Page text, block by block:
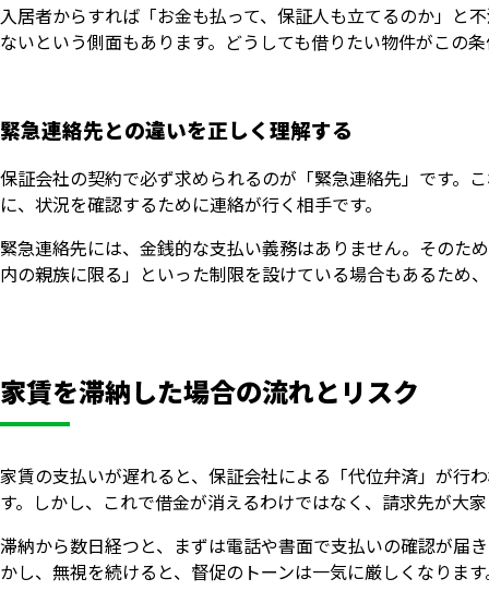
入居者からすれば「お金も払って、保証人も立てるのか」と
ないという側面もあります。どうしても借りたい物件がこの
緊急連絡先との違いを正しく理解する
保証会社の契約で必ず求められるのが「緊急連絡先」です。
に、状況を確認するために連絡が行く相手です。
緊急連絡先には、金銭的な支払い義務はありません。そのた
内の親族に限る」といった制限を設けている場合もあるため
家賃を滞納した場合の流れとリスク
家賃の支払いが遅れると、保証会社による「代位弁済」が行
す。しかし、これで借金が消えるわけではなく、請求先が大
滞納から数日経つと、まずは電話や書面で支払いの確認が届
かし、無視を続けると、督促のトーンは一気に厳しくなりま